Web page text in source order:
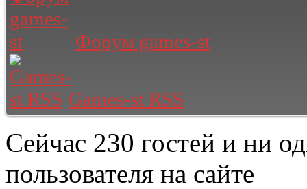
Форум games-st
Games-st RSS
Сейчас 230 гостей и ни
пользователя на сайте